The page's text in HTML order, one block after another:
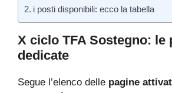
i posti disponibili: ecco la tabella
X ciclo TFA Sostegno: le
dedicate
Segue l’elenco delle pagine